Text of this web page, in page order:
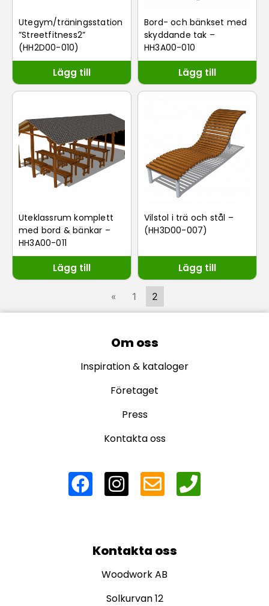
Utegym/träningsstation
”Streetfitness2”
(HH2D00-010)
Lägg till
Bord- och bänkset med
skyddande tak –
HH3A00-010
Lägg till
Uteklassrum komplett
med bord & bänkar –
HH3A00-011
Lägg till
Vilstol i trä och stål –
(HH3D00-007)
Lägg till
« 1 2
Om oss
Inspiration & kataloger
Företaget
Press
Kontakta oss
Kontakta oss
Woodwork AB
Solkurvan 12